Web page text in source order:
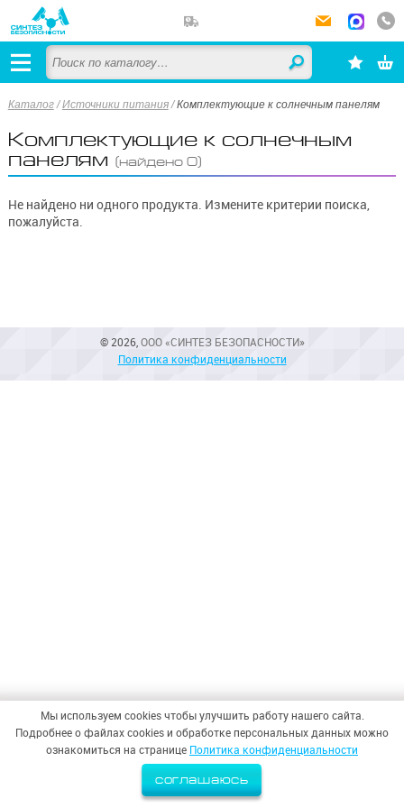
Каталог /Источники питания /Комплектующие к солнечным панелям
Комплектующие к солнечным
панелям (найдено 0)
Не найдено ни одного продукта. Измените критерии поиска,
пожалуйста.
© 2026, ООО «СИНТЕЗ БЕЗОПАСНОСТИ»
Политика конфиденциальности
Мы используем cookies чтобы улучшить работу нашего сайта.
Подробнее о файлах cookies и обработке персональных данных можно
ознакомиться на странице Политика конфиденциальности
соглашаюсь